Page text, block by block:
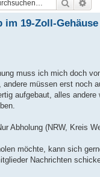
Suche
19-Zoll-
muss ich mich doch
müssen erst noch
aufgebaut, alles
Abholung (NRW, Kreis
möchte, kann sich
Nachrichten